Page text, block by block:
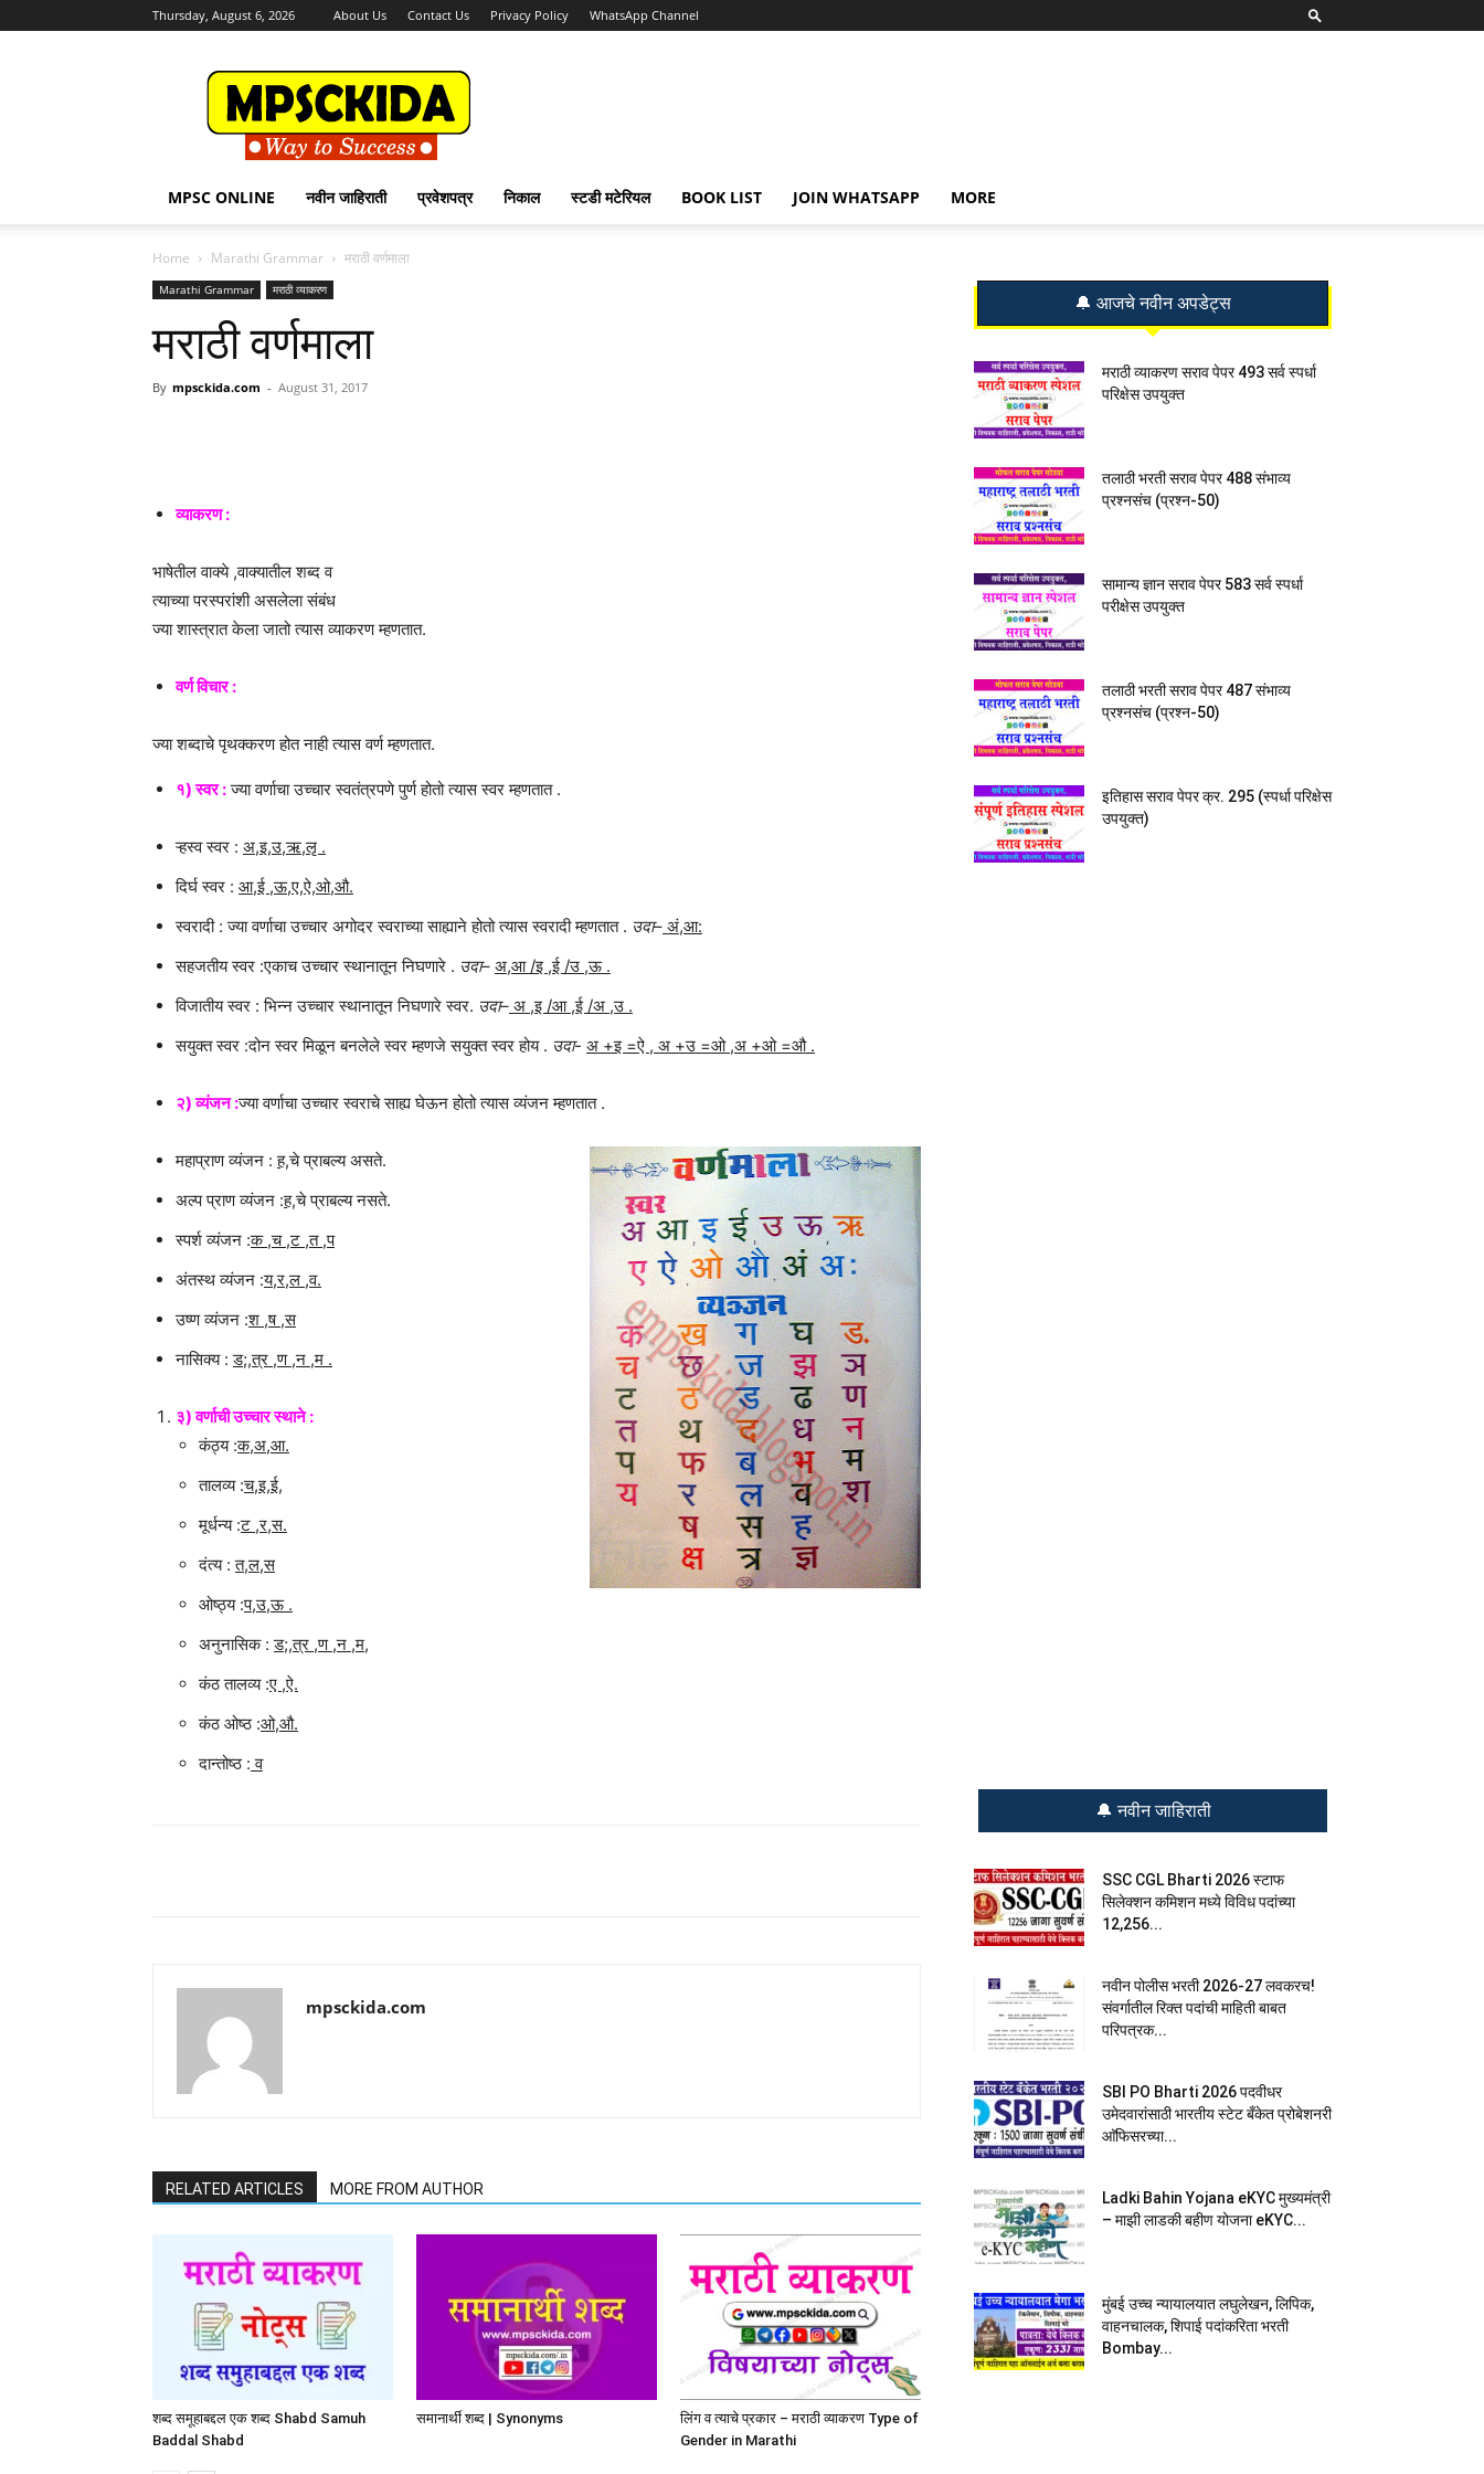
Thursday, August 6, 2026 About Us Contact Us Privacy Policy WhatsApp Channel
MPSCKida.com
सर्व
नवीन
जाहिराती
Letest
Jobs
MPSC ONLINE नवीन जाहिराती प्रवेशपत्र निकाल स्टडी मटेरियल BOOK LIST JOIN WHATSAPP MORE
Home Marathi Grammar मराठी वर्णमाला
Marathi Grammar मराठी व्याकरण
मराठी वर्णमाला
By mpsckida.com - August 31, 2017
व्याकरण :
भाषेतील वाक्ये ,वाक्यातील शब्द व
त्याच्या परस्परांशी असलेला संबंध
ज्या शास्त्रात केला जातो त्यास व्याकरण म्हणतात.
वर्ण विचार :
ज्या शब्दाचे पृथक्करण होत नाही त्यास वर्ण म्हणतात.
१) स्वर :ज्या वर्णाचा उच्चार स्वतंत्रपणे पुर्ण होतो त्यास स्वर म्हणतात .
ऱ्हस्व स्वर : अ,इ,उ,ऋ,लृ .
दिर्घ स्वर : आ,ई ,ऊ,ए,ऐ,ओ,औ.
स्वरादी : ज्या वर्णाचा उच्चार अगोदर स्वराच्या साह्याने होतो त्यास स्वरादी म्हणतात . उदा– अं,आ:
सहजतीय स्वर :एकाच उच्चार स्थानातून निघणारे . उदा– अ,आ /इ ,ई /उ ,ऊ .
विजातीय स्वर : भिन्न उच्चार स्थानातून निघणारे स्वर. उदा– अ ,इ /आ ,ई /अ ,उ .
सयुक्त स्वर :दोन स्वर मिळून बनलेले स्वर म्हणजे सयुक्त स्वर होय . उदा- अ +इ =ऐ , अ +उ =ओ ,अ +ओ =औ .
२) व्यंजन :ज्या वर्णाचा उच्चार स्वराचे साह्य घेऊन होतो त्यास व्यंजन म्हणतात .
महाप्राण व्यंजन :ह,चे प्राबल्य असते.
अल्प प्राण व्यंजन :ह,चे प्राबल्य नसते.
स्पर्श व्यंजन :क ,च ,ट ,त ,प
अंतस्थ व्यंजन :य,र,ल ,व.
उष्ण व्यंजन :श ,ष ,स
नासिक्य :ड;,त्र ,ण ,न ,म .
३) वर्णाची उच्चार स्थाने :
कंठ्य :क,अ,आ.
तालव्य :च,इ,ई,
मूर्धन्य :ट ,र,स.
दंत्य :त,ल,स
ओष्ठ्य :प,उ,ऊ .
अनुनासिक :ड;,त्र ,ण ,न ,म,
कंठ तालव्य :ए ,ऐ.
कंठ ओष्ठ :ओ,औ.
दान्तोष्ठ : व
mpsckida.com
RELATED ARTICLES MORE FROM AUTHOR
शब्द समूहाबद्दल एक शब्द Shabd Samuh
Baddal Shabd
समानार्थी शब्द | Synonyms
लिंग व त्याचे प्रकार – मराठी व्याकरण Type of
Gender in Marathi
🔔 आजचे नवीन अपडेट्स
मराठी व्याकरण सराव पेपर 493 सर्व स्पर्धा
परिक्षेस उपयुक्त
तलाठी भरती सराव पेपर 488 संभाव्य
प्रश्नसंच (प्रश्न-50)
सामान्य ज्ञान सराव पेपर 583 सर्व स्पर्धा
परीक्षेस उपयुक्त
तलाठी भरती सराव पेपर 487 संभाव्य
प्रश्नसंच (प्रश्न-50)
इतिहास सराव पेपर क्र. 295 (स्पर्धा परिक्षेस
उपयुक्त)
🔔 नवीन जाहिराती
SSC CGL Bharti 2026 स्टाफ
सिलेक्शन कमिशन मध्ये विविध पदांच्या
12,256...
नवीन पोलीस भरती 2026-27 लवकरच!
संवर्गातील रिक्त पदांची माहिती बाबत
परिपत्रक...
SBI PO Bharti 2026 पदवीधर
उमेदवारांसाठी भारतीय स्टेट बँकेत प्रोबेशनरी
आ‍ॅफिसरच्या...
Ladki Bahin Yojana eKYC मुख्यमंत्री
– माझी लाडकी बहीण योजना eKYC...
मुंबई उच्च न्यायालयात लघुलेखन, लिपिक,
वाहनचालक, शिपाई पदांकरिता भरती
Bombay...